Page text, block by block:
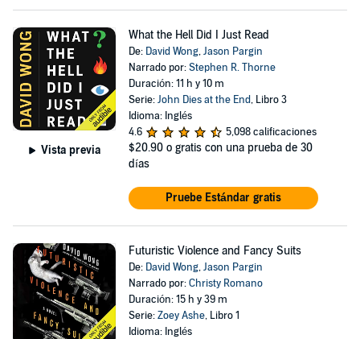
Vista previa
What the Hell Did I Just Read
De: David Wong,Jason Pargin
Narrado por:Stephen R. Thorne
Duración: 11 h y 10 m
Serie:John Dies at the End, Libro 3
Idioma: Inglés
4.6
5,098 calificaciones
$20.90 o gratis con una prueba de 30
días
Pruebe Estándar gratis
Futuristic Violence and Fancy Suits
De: David Wong,Jason Pargin
Narrado por:Christy Romano
Duración: 15 h y 39 m
Serie:Zoey Ashe, Libro 1
Idioma: Inglés